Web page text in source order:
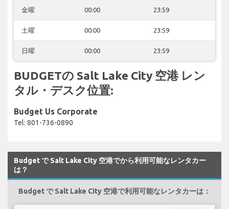
金曜 00:00 23:59
土曜 00:00 23:59
日曜 00:00 23:59
BUDGETの Salt Lake City 空港 レン
タル・デスク位置:
Budget Us Corporate
Tel: 801-736-0890
Budget で Salt Lake City 空港でから利用可能なレンタカー
は？
Budget で Salt Lake City 空港で利用可能なレンタカーは：